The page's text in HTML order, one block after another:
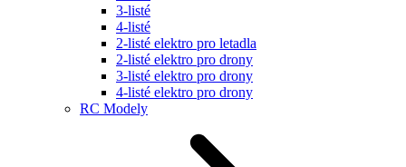
3-listé
4-listé
2-listé elektro pro letadla
2-listé elektro pro drony
3-listé elektro pro drony
4-listé elektro pro drony
RC Modely